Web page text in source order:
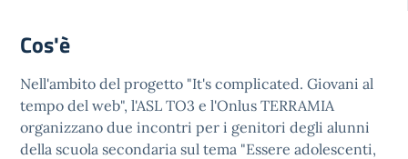
Cos'è
Nell'ambito del progetto "It's complicated. Giovani al
tempo del web", l'ASL TO3 e l'Onlus TERRAMIA
organizzano due incontri per i genitori degli alunni
della scuola secondaria sul tema "Essere adolescenti,